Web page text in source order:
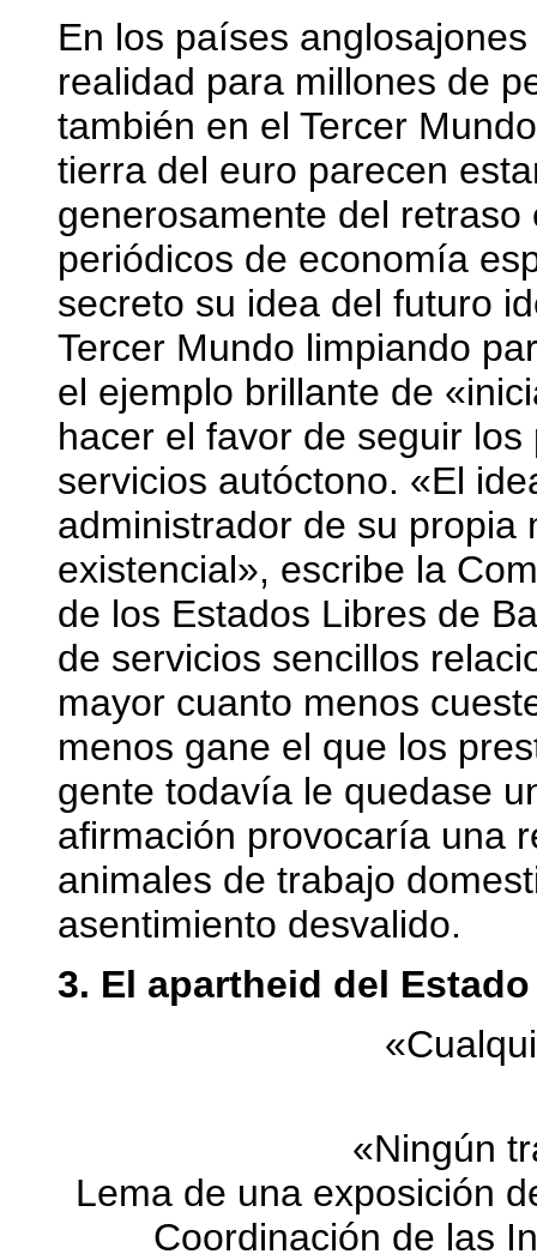
En los países
realidad para millones de
también en el Tercer
tierra del euro parecen
generosamente del
periódicos de economía
secreto su idea del futuro
Tercer Mundo limpiando
el ejemplo brillante de
hacer el favor de seguir
servicios autóctono. «El
administrador de su propia
existencial», escribe la
de los Estados Libres de
de servicios sencillos
mayor cuanto menos
menos gane el que los
gente todavía le quedase
afirmación provocaría una
animales de trabajo
asentimiento desvalido.
3. El apartheid del
«Ningún
Lema de una exposición
Coordinación de las